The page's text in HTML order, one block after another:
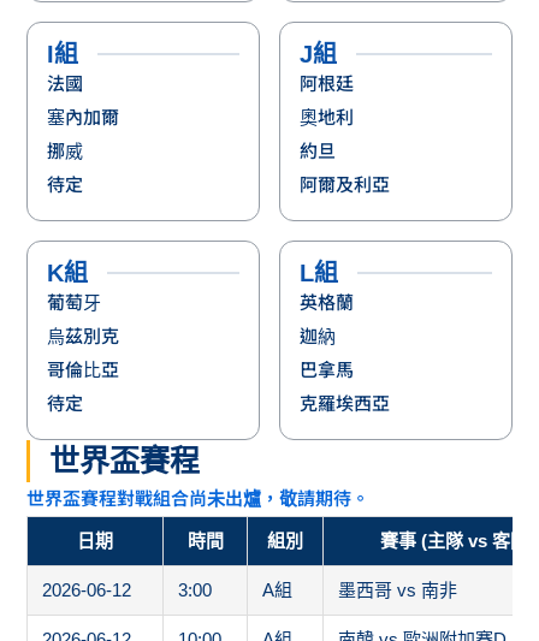
I組
法國
塞內加爾
挪威
待定
J組
阿根廷
奧地利
約旦
阿爾及利亞
K組
葡萄牙
烏茲別克
哥倫比亞
待定
L組
英格蘭
迦納
巴拿馬
克羅埃西亞
世界盃賽程
世界盃賽程對戰組合尚未出爐，敬請期待。
日期 時間 組別 賽事 (主隊 vs 客隊)
2026-06-12 3:00 A組 墨西哥 vs 南非